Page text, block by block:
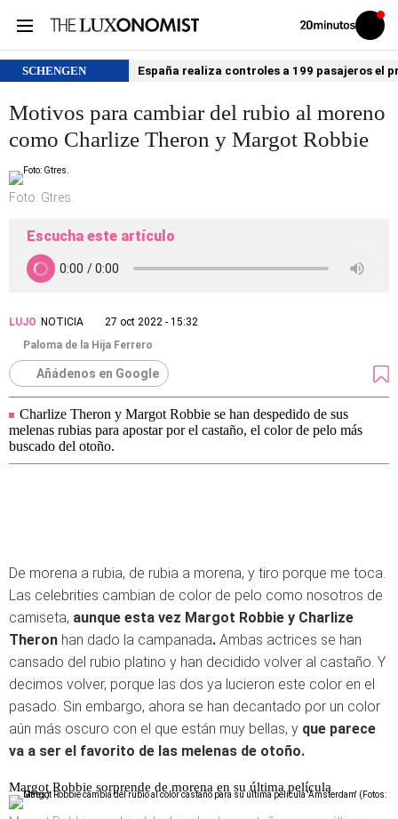
Volver
Iniciar
sesión
SCHENGEN España realiza controles a 199 pasajeros el
Motivos para cambiar del rubio al moreno
como Charlize Theron y Margot Robbie
Foto: Gtres.
Escucha este artículo
LUJO NOTICIA
27 oct 2022 - 15:32
Paloma de la Hija Ferrero
Añádenos en Google
Charlize Theron y Margot Robbie se han despedido de sus
melenas rubias para apostar por el castaño, el color de pelo más
buscado del otoño.
De morena a rubia, de rubia a morena, y tiro porque me toca.
Las celebrities cambian de color de pelo como nosotros de
camiseta, aunque esta vez Margot Robbie y Charlize
Theron han dado la campanada. Ambas actrices se han
cansado del rubio platino y han decidido volver al castaño. Y
decimos volver, porque las dos ya lucieron este color en el
pasado. Sin embargo, ahora se han decantado por un color
aún más oscuro con el que están muy bellas, y que parece
va a ser el favorito de las melenas de otoño.
Margot Robbie sorprende de morena en su última película